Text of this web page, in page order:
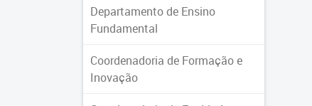
Departamento de Ensino
Fundamental
Coordenadoria de Formação e
Inovação